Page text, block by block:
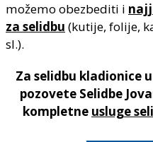
možemo obezbediti i
za selidbu (kutije, folije,
sl.).
Za selidbu kladionice
pozovete Selidbe
kompletne usluge